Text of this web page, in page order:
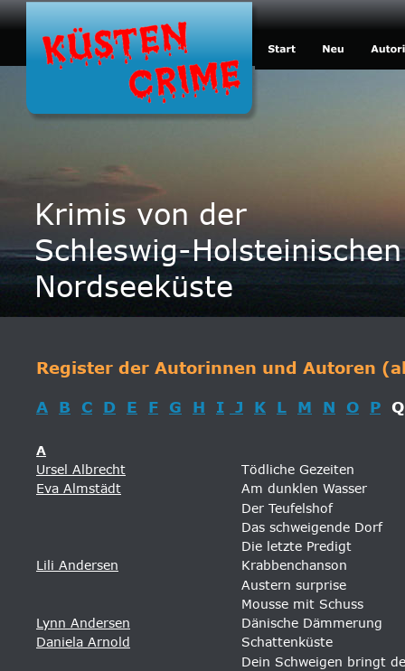
Krimis von der
Schleswig-Holsteinischen
Nordseeküste
Register der Autorinnen und Autoren
A B C D E F G H I J K L M N O P
A
Ursel Albrecht
Tödliche Gezeiten
Eva Almstädt
Am dunklen Wasser
Der Teufelshof
Das schweigende Dorf
Die letzte Predigt
Lili Andersen
Krabbenchanson
Austern surprise
Mousse mit Schuss
Lynn Andersen
Dänische Dämmerung
Daniela Arnold
Schattenküste
Dein Schweigen bringt